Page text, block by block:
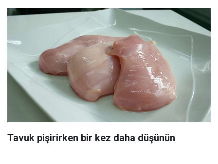
Tavuk pişirirken bir kez daha düşünün